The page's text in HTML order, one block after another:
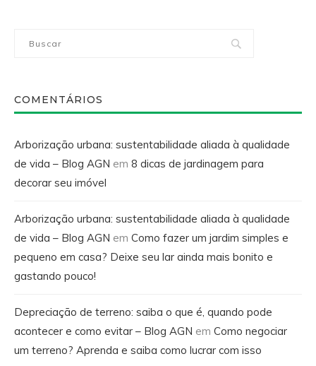
COMENTÁRIOS
Arborização urbana: sustentabilidade aliada à qualidade
de vida – Blog AGN em 8 dicas de jardinagem para
decorar seu imóvel
Arborização urbana: sustentabilidade aliada à qualidade
de vida – Blog AGN em Como fazer um jardim simples e
pequeno em casa? Deixe seu lar ainda mais bonito e
gastando pouco!
Depreciação de terreno: saiba o que é, quando pode
acontecer e como evitar – Blog AGN em Como negociar
um terreno? Aprenda e saiba como lucrar com isso